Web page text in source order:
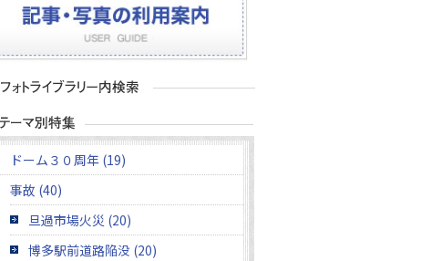
ドーム３０周年 (19)
事故 (40)
旦過市場火災 (20)
博多駅前道路陥没 (20)